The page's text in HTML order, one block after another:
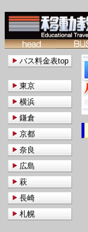
バス料金表top
東京
横浜
鎌倉
京都
奈良
広島
萩
長崎
札幌